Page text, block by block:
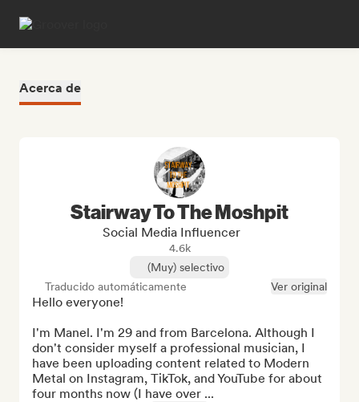
Acerca de
Stairway To The Moshpit
Social Media Influencer
4.6k
(Muy) selectivo
Traducido automáticamente
Ver original
Hello everyone!
I'm Manel. I'm 29 and from Barcelona. Although I
don't consider myself a professional musician, I
have been uploading content related to Modern
Metal on Instagram, TikTok, and YouTube for about
four months now (I have over ...